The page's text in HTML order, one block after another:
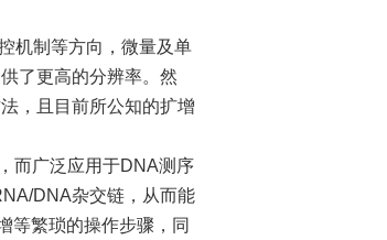
机制等方向，微量及单
了更高的分辨率。然
，且目前所公知的扩增
而广泛应用于DNA测序
DNA杂交链，从而能
等繁琐的操作步骤，同